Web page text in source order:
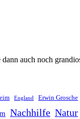
auch noch
England Erwin Grosche
Nachhilfe Natur